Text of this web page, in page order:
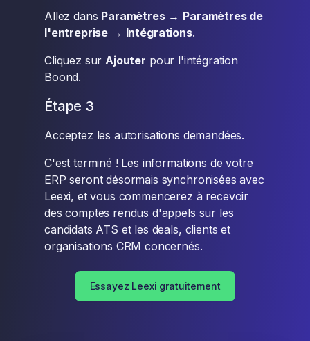
Allez dans Paramètres→ Paramètres de
l'entreprise → Intégrations.
Cliquez surAjouter pour l'intégration
Boond.
Étape 3
Acceptez les autorisations demandées.
C'est terminé ! Les informations de votre
ERP seront désormais synchronisées avec
Leexi, et vous commencerez à recevoir
des comptes rendus d'appels sur les
candidats ATS et les deals, clients et
organisations CRM concernés.
Essayez Leexi gratuitement